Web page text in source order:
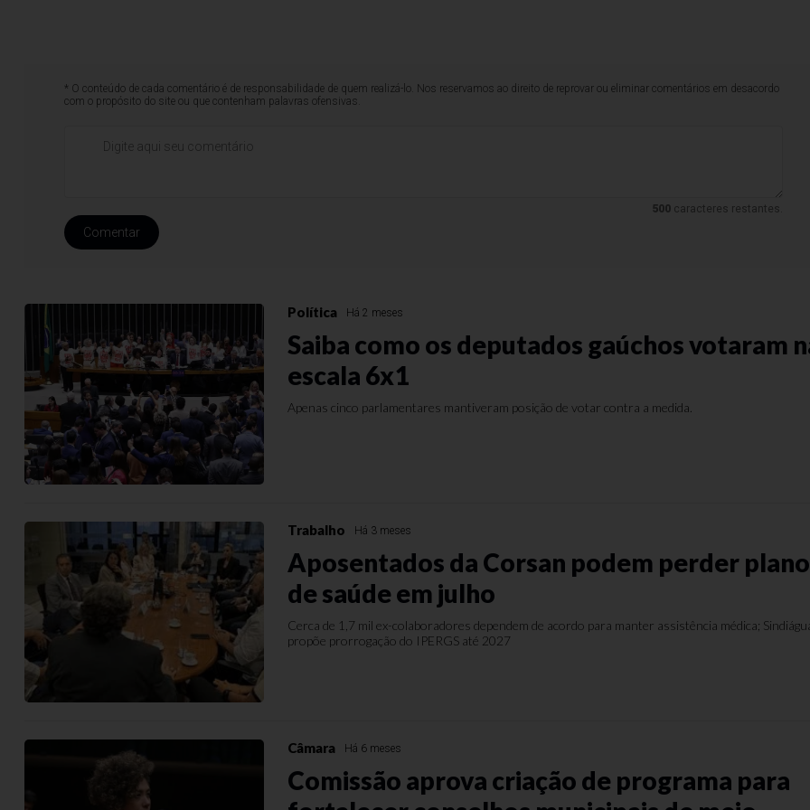
* O conteúdo de cada comentário é de responsabilidade de quem realizá-lo. Nos reservamos ao direito de reprovar ou eliminar comentários em desacordo
com o propósito do site ou que contenham palavras ofensivas.
500caracteres restantes.
Comentar
Política Há 2 meses
Saiba como os deputados gaúchos votaram
escala 6x1
Apenas cinco parlamentares mantiveram posição de votar contra a medida.
Trabalho Há 3 meses
Aposentados da Corsan podem perder plano
de saúde em julho
Cerca de 1,7 mil ex-colaboradores dependem de acordo para manter assistência médica;
propõe prorrogação do IPERGS até 2027
Câmara Há 6 meses
Comissão aprova criação de programa para